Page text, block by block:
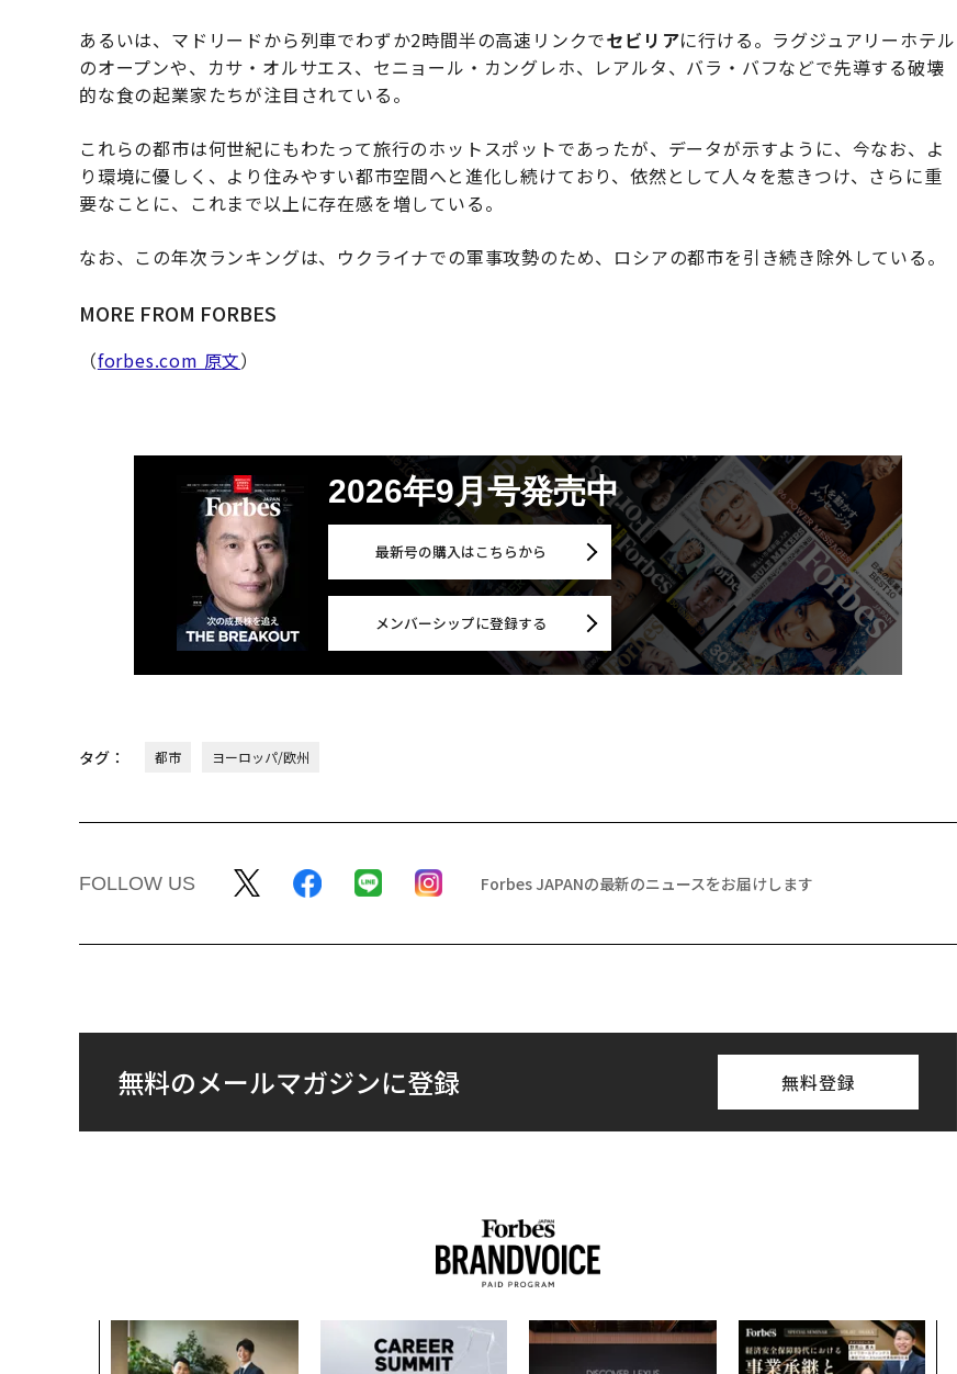
あるいは、マドリードから列車でわずか2時間半の高速リンクでセビリアに行ける。ラグジュアリーホテル
のオープンや、カサ・オルサエス、セニョール・カングレホ、レアルタ、バラ・バフなどで先導する破壊
的な食の起業家たちが注目されている。
これらの都市は何世紀にもわたって旅行のホットスポットであったが、データが示すように、今なお、よ
り環境に優しく、より住みやすい都市空間へと進化し続けており、依然として人々を惹きつけ、さらに重
要なことに、これまで以上に存在感を増している。
なお、この年次ランキングは、ウクライナでの軍事攻勢のため、ロシアの都市を引き続き除外している。
MORE FROM FORBES
（forbes.com 原文）
2026年9月号発売中
最新号の購入はこちらから
メンバーシップに登録する
タグ： 都市 ヨーロッパ/欧州
FOLLOW US Forbes JAPANの最新のニュースをお届けします
無料のメールマガジンに登録 無料登録